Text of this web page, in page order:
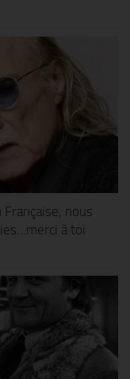
Française, nous
à toi